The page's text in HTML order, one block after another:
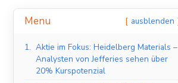
Menu ausblenden
1. Aktie im Fokus: Heidelberg Materials –
Analysten von Jefferies sehen über
20% Kurspotenzial